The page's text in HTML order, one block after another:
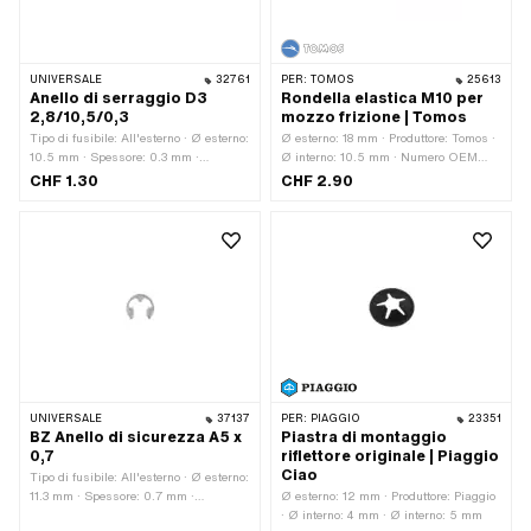
UNIVERSALE 32761
Anello di serraggio D3
2,8/10,5/0,3
Tipo di fusibile: All'esterno · Ø esterno:
10.5 mm · Spessore: 0.3 mm ·
Materiale: Acciaio per molle ·
CHF 1.30
PER: TOMOS 25613
Rondella elastica M10 per
mozzo frizione | Tomos
Ø esterno: 18 mm · Produttore: Tomos ·
Ø interno: 10.5 mm · Numero OEM
Tomos: 031978
CHF 2.90
UNIVERSALE 37137
BZ Anello di sicurezza A5 x
0,7
Tipo di fusibile: All'esterno · Ø esterno:
11.3 mm · Spessore: 0.7 mm ·
PER: PIAGGIO 23351
Piastra di montaggio
riflettore originale | Piaggio
Ciao
Ø esterno: 12 mm · Produttore: Piaggio
· Ø interno: 4 mm · Ø interno: 5 mm